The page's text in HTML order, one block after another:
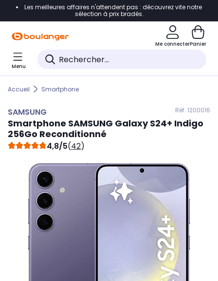
Accéder directement à la navigation
Accéder directement au pied de page
Accéder directement au chatbot
Les meilleures affaires n'attendent pas : découvrez vite notre
sélection à prix bradés.
Me connecterPanier
Menu
Accueil Smartphone
SAMSUNG Réf. 1200016
Smartphone SAMSUNG Galaxy S24+ Indigo
256Go Reconditionné
4,8/5(42)